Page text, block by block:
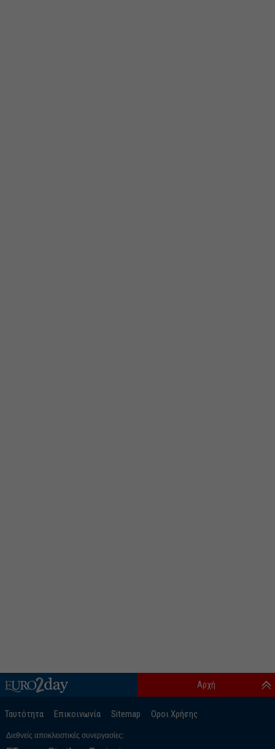
Ταυτότητα Επικοινωνία Sitemap Οροι Χρήσης
Αρχή
Διεθνείς αποκλειστικές συνεργασίες: